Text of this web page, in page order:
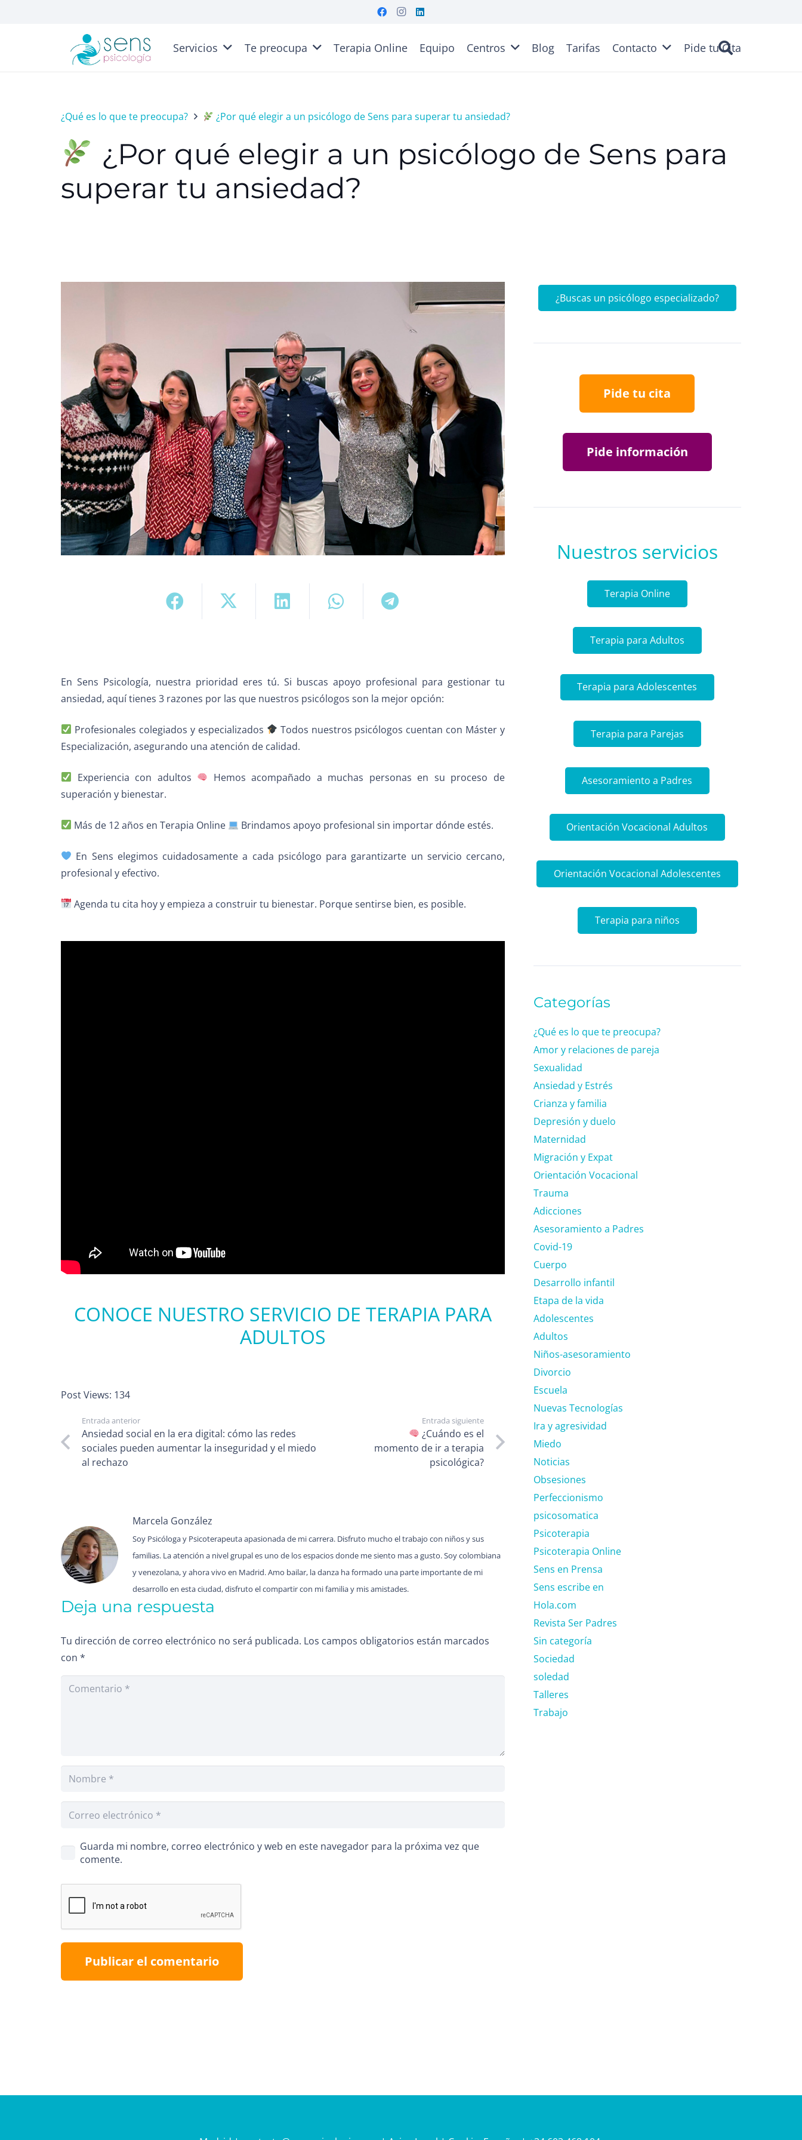
Servicios Te preocupa Terapia Online Equipo Centros Blog Tarifas Contacto Pide tu Cita
¿Qué es lo que te preocupa? ¿Por qué elegir a un psicólogo de Sens para superar tu ansiedad?
¿Por qué elegir a un psicólogo de Sens para
superar tu ansiedad?
En Sens Psicología, nuestra prioridad eres tú. Si buscas apoyo profesional para gestionar tu
ansiedad, aquí tienes 3 razones por las que nuestros psicólogos son la mejor opción:
Profesionales colegiados y especializados
Todos nuestros psicólogos cuentan con Máster y
Especialización, asegurando una atención de calidad.
Experiencia con adultos
Hemos acompañado a muchas personas en su proceso de
superación y bienestar.
Más de 12 años en Terapia Online Brindamos apoyo profesional sin importar dónde estés.
En Sens elegimos cuidadosamente a cada psicólogo para garantizarte un servicio cercano,
profesional y efectivo.
Agenda tu cita hoy y empieza a construir tu bienestar. Porque sentirse bien, es posible.
CONOCE NUESTRO SERVICIO DE TERAPIA PARA
ADULTOS
Post Views: 134
Entrada anterior
Ansiedad social en la era digital: cómo las redes
sociales pueden aumentar la inseguridad y el miedo
al rechazo
Entrada siguiente
¿Cuándo es el
momento de ir a terapia
psicológica?
Marcela González
Soy Psicóloga y Psicoterapeuta apasionada de mi carrera. Disfruto mucho el trabajo con niños y sus
familias. La atención a nivel grupal es uno de los espacios donde me siento mas a gusto. Soy colombiana
y venezolana, y ahora vivo en Madrid. Amo bailar, la danza ha formado una parte importante de mi
desarrollo en esta ciudad, disfruto el compartir con mi familia y mis amistades.
Deja una respuesta
Tu dirección de correo electrónico no será publicada. Los campos obligatorios están marcados
con *
Guarda mi nombre, correo electrónico y web en este navegador para la próxima vez que
comente.
Publicar el comentario
¿Buscas un psicólogo especializado?
Pide tu cita
Pide información
Nuestros servicios
Terapia Online
Terapia para Adultos
Terapia para Adolescentes
Terapia para Parejas
Asesoramiento a Padres
Orientación Vocacional Adultos
Orientación Vocacional Adolescentes
Terapia para niños
Categorías
¿Qué es lo que te preocupa?
Amor y relaciones de pareja
Sexualidad
Ansiedad y Estrés
Crianza y familia
Depresión y duelo
Maternidad
Migración y Expat
Orientación Vocacional
Trauma
Adicciones
Asesoramiento a Padres
Covid-19
Cuerpo
Desarrollo infantil
Etapa de la vida
Adolescentes
Adultos
Niños-asesoramiento
Divorcio
Escuela
Nuevas Tecnologías
Ira y agresividad
Miedo
Noticias
Obsesiones
Perfeccionismo
psicosomatica
Psicoterapia
Psicoterapia Online
Sens en Prensa
Sens escribe en
Hola.com
Revista Ser Padres
Sin categoría
Sociedad
soledad
Talleres
Trabajo